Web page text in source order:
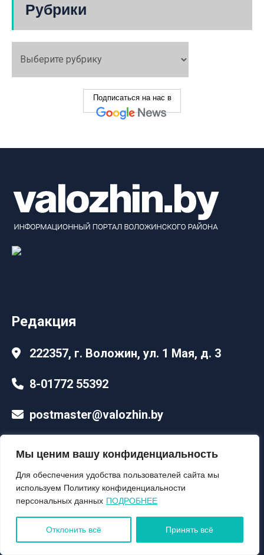
Мы ценим вашу конфиденциальность
Для обеспечения удобства пользователей сайта мы
используем Политику конфиденциальности
персональных данных ПОДРОБНЕЕ
Отклонить всё Принять всё
Рубрики
Подписаться на нас в
Редакция
222357, г. Воложин, ул. 1 Мая, д. 3
8-01772 55392
postmaster@valozhin.by
Разработка макета